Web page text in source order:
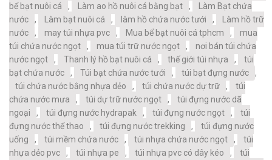
bể bạt nuôi cá
, Làm ao hồ nuôi cá bằng bạt ,
Làm Bạt chứa
nước
, Làm bạt nuôi cá , làm hồ chứa nước tưới ,
Làm hồ trữ
nước
, may túi nhựa pvc , Mua bể bạt nuôi cá tphcm ,
mua
túi chứa nước ngọt
, mua túi trữ nước ngọt ,
nơi bán túi chứa
nước ngọt
, Thanh lý hồ bạt nuôi cá , thế giới túi nhựa ,
túi
bạt chứa nước
, Túi bạt chứa nước tưới , túi bạt đựng nước
,
túi chứa nước bằng nhựa dẻo
, túi chứa nước dự trữ ,
túi
chứa nước mưa
, túi dự trữ nước ngọt ,
túi đựng nước dã
ngoại
, túi đựng nước hydrapak , túi đựng nước ngọt ,
túi
đựng nước thể thao
, túi đựng nước trekking ,
túi đựng nước
uống
, túi mềm chứa nước , túi nhựa chứa nước ngọt ,
túi
nhựa dẻo pvc
, túi nhựa pe , túi nhựa pvc có dây kéo ,
túi